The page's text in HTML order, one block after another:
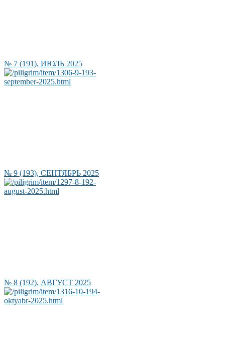
№ 7 (191), ИЮЛЬ 2025
№ 9 (193), СЕНТЯБРЬ 2025
№ 8 (192), АВГУСТ 2025